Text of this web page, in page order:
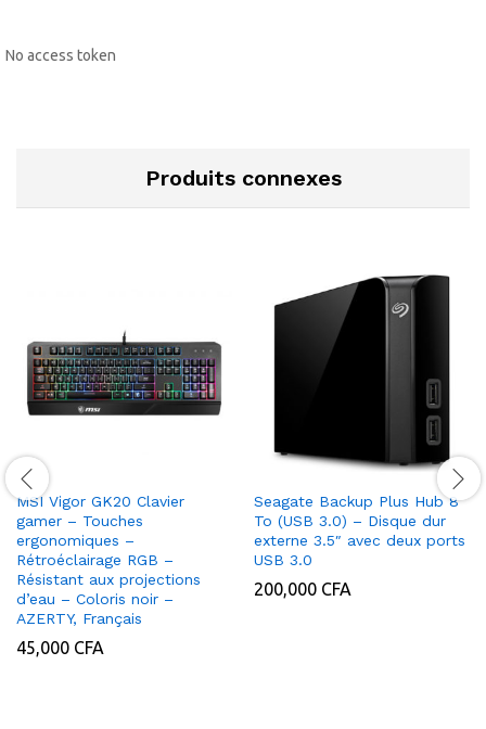
No access token
Produits connexes
MSI Vigor GK20 Clavier
gamer – Touches
ergonomiques –
Rétroéclairage RGB –
Résistant aux projections
d’eau – Coloris noir –
AZERTY, Français
45,000 CFA
Seagate Backup Plus Hub 8
To (USB 3.0) – Disque dur
externe 3.5″ avec deux ports
USB 3.0
200,000 CFA